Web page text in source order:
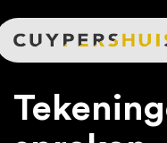
Ga naar hoofdinhoud